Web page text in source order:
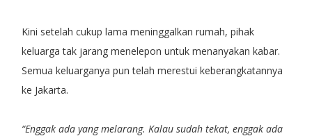
Kini setelah cukup lama meninggalkan rumah, pihak
keluarga tak jarang menelepon untuk menanyakan kabar.
Semua keluarganya pun telah merestui keberangkatannya
ke Jakarta.
“Enggak ada yang melarang. Kalau sudah tekat, enggak ada